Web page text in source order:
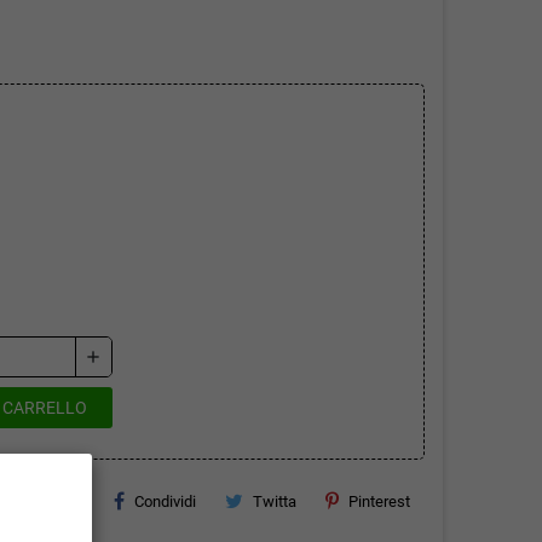
add
Condividi Twitta Pinterest